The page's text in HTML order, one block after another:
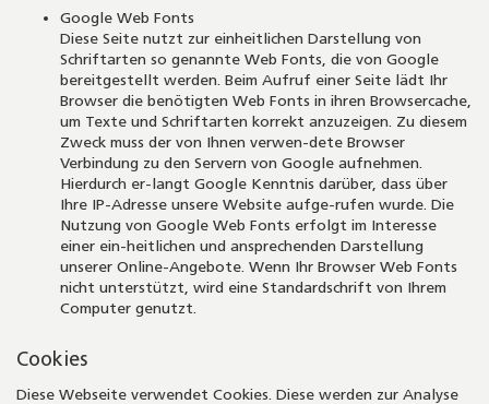
Google Web Fonts
Diese Seite nutzt zur einheitlichen Darstellung von
Schriftarten so genannte Web Fonts, die von Google
bereitgestellt werden. Beim Aufruf einer Seite lädt Ihr
Browser die benötigten Web Fonts in ihren Browsercache,
um Texte und Schriftarten korrekt anzuzeigen. Zu diesem
Zweck muss der von Ihnen verwen-dete Browser
Verbindung zu den Servern von Google aufnehmen.
Hierdurch er-langt Google Kenntnis darüber, dass über
Ihre IP-Adresse unsere Website aufge-rufen wurde. Die
Nutzung von Google Web Fonts erfolgt im Interesse
einer ein-heitlichen und ansprechenden Darstellung
unserer Online-Angebote. Wenn Ihr Browser Web Fonts
nicht unterstützt, wird eine Standardschrift von Ihrem
Computer genutzt.
Cookies
Diese Webseite verwendet Cookies. Diese werden zur Analyse